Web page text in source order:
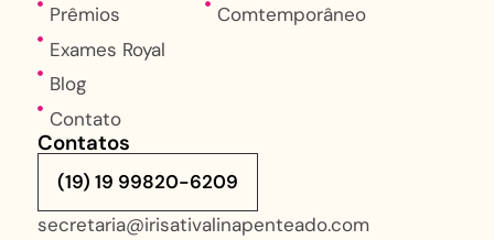
Prêmios
Exames Royal
Blog
Contato
Comtemporâneo
Contatos
(19) 19 99820-6209
secretaria@irisativalinapenteado.com